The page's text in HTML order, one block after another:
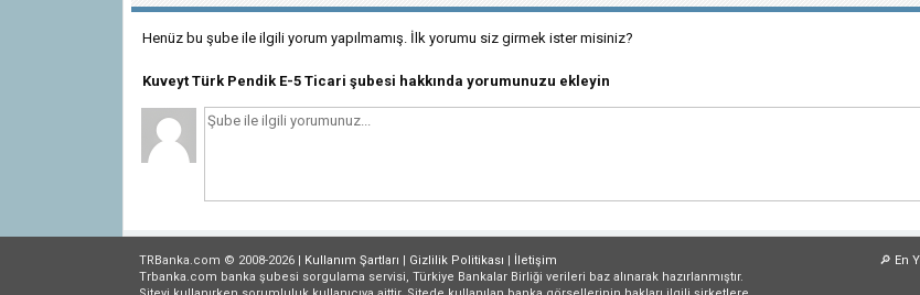
Henüz bu şube ile ilgili yorum yapılmamış. İlk yorumu siz girmek ister misiniz?
Kuveyt Türk Pendik E-5 Ticari şubesi hakkında yorumunuzu ekleyin
🔎 En
TRBanka.com © 2008-2026 | Kullanım Şartları | Gizlilik Politikası | İletişim
Trbanka.com banka şubesi sorgulama servisi, Türkiye Bankalar Birliği verileri baz alınarak hazırlanmıştır.